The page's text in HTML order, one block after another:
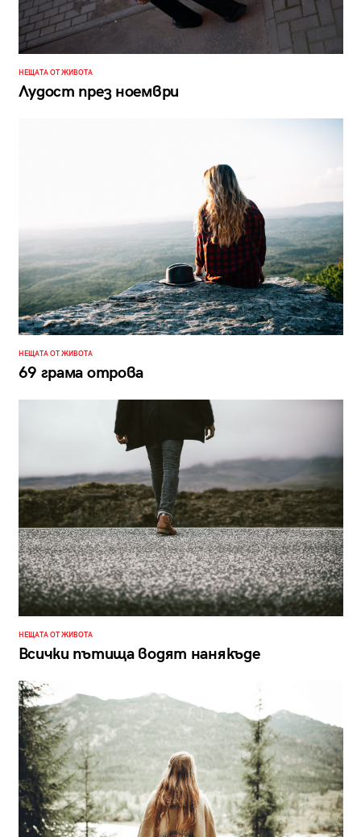
НЕЩАТА ОТ ЖИВОТА
Лудост през ноември
НЕЩАТА ОТ ЖИВОТА
69 грама отрова
НЕЩАТА ОТ ЖИВОТА
Всички пътища водят нанякъде